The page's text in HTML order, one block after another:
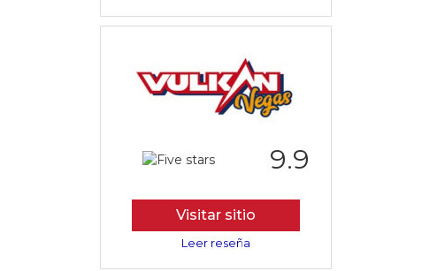
9.9
Visitar sitio
Leer reseña